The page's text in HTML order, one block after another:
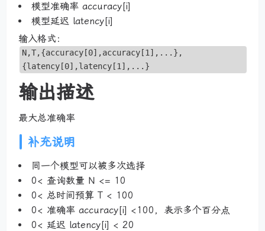
模型准确率 accuracy[i]
模型延迟 latency[i]
输入格式：
N,T,{accuracy[0],accuracy[1],...},
{latency[0],latency[1],...}
输出描述
最大总准确率
补充说明
同一个模型可以被多次选择
0< 查询数量 N <= 10
0< 总时间预算 T < 100
0< 准确率 accuracy[i] <100，表示多个百分点
0< 延迟 latency[i] < 20